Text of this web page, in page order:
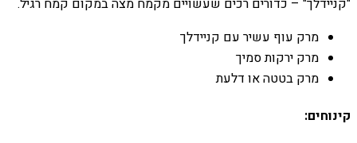
"קניידלך" – כדורים רכים שעשויים מקמח מצה במקום קמח רגיל.
מרק עוף עשיר עם קניידלך
מרק ירקות סמיך
מרק בטטה או דלעת
קינוחים: